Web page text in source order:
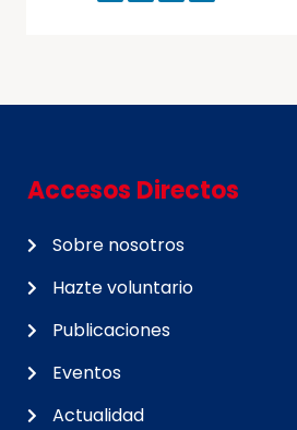
Accesos Directos
Sobre nosotros
Hazte voluntario
Publicaciones
Eventos
Actualidad